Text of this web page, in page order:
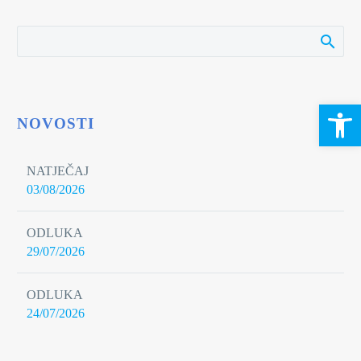
NOVOSTI
NATJEČAJ
03/08/2026
ODLUKA
29/07/2026
ODLUKA
24/07/2026